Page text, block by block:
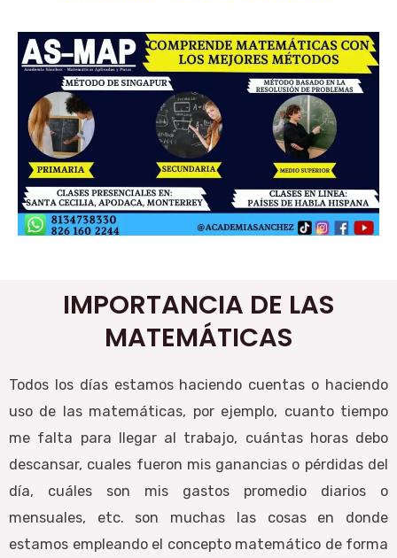
IMPORTANCIA DE LAS
MATEMÁTICAS
Todos los días estamos haciendo cuentas o haciendo
uso de las matemáticas, por ejemplo, cuanto tiempo
me falta para llegar al trabajo, cuántas horas debo
descansar, cuales fueron mis ganancias o pérdidas del
día, cuáles son mis gastos promedio diarios o
mensuales, etc. son muchas las cosas en donde
estamos empleando el concepto matemático de forma